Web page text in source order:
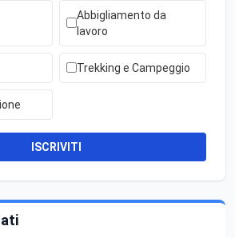
Abbigliamento da
lavoro
Trekking e Campeggio
ISCRIVITI